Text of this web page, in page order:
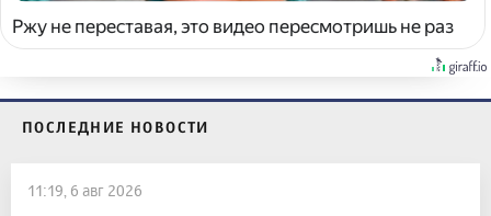
Ржу не переставая, это видео пересмотришь не раз
ПОСЛЕДНИЕ НОВОСТИ
11:19, 6 авг 2026